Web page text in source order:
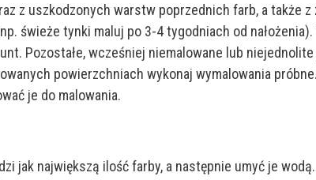
z uszkodzonych warstw poprzednich farb, a także
świeże tynki maluj po 3-4 tygodniach od
Pozostałe, wcześniej niemalowane lub
powierzchniach wykonaj wymalowania
je do malowania.
jak największą ilość farby, a następnie umyć je